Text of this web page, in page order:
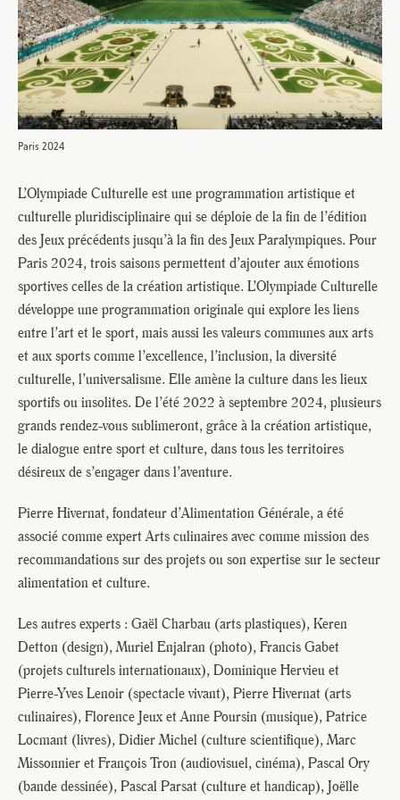
Paris 2024
L’Olympiade Culturelle est une programmation artistique et
culturelle pluridisciplinaire qui se déploie de la fin de l’édition
des Jeux précédents jusqu’à la fin des Jeux Paralympiques. Pour
Paris 2024, trois saisons permettent d’ajouter aux émotions
sportives celles de la création artistique. L’Olympiade Culturelle
développe une programmation originale qui explore les liens
entre l’art et le sport, mais aussi les valeurs communes aux arts
et aux sports comme l’excellence, l’inclusion, la diversité
culturelle, l’universalisme. Elle amène la culture dans les lieux
sportifs ou insolites. De l’été 2022 à septembre 2024, plusieurs
grands rendez-vous sublimeront, grâce à la création artistique,
le dialogue entre sport et culture, dans tous les territoires
désireux de s’engager dans l’aventure.
Pierre Hivernat, fondateur d’Alimentation Générale, a été
associé comme expert Arts culinaires avec comme mission des
recommandations sur des projets ou son expertise sur le secteur
alimentation et culture.
Les autres experts : Gaël Charbau (arts plastiques), Keren
Detton (design), Muriel Enjalran (photo), Francis Gabet
(projets culturels internationaux), Dominique Hervieu et
Pierre-Yves Lenoir (spectacle vivant), Pierre Hivernat (arts
culinaires), Florence Jeux et Anne Poursin (musique), Patrice
Locmant (livres), Didier Michel (culture scientifique), Marc
Missonnier et François Tron (audiovisuel, cinéma), Pascal Ory
(bande dessinée), Pascal Parsat (culture et handicap), Joëlle